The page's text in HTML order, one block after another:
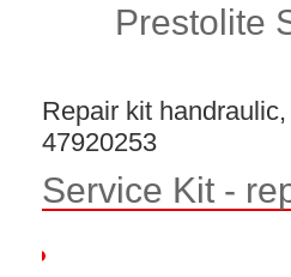
Prestolite
Repair kit
47920253
Service Kit -